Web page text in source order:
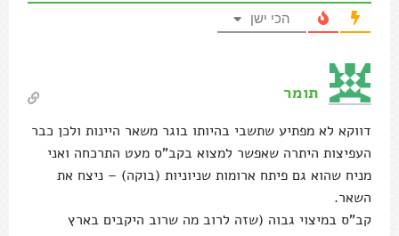
הכי ישן
תומר
דווקא לא מפתיע שתשבי בהיותו בוגר משאר היינות ולכן כבר
העפיצות היתרה שאפשר למצוא בקב"ס מעט התרכחה ואני
מניח שהוא גם פיתח ארומות שניוניות (בוקה) – ניצח את
השאר.
קב"ס במיצוי גבוה (שזה לרוב מה שרוב היקבים בארץ